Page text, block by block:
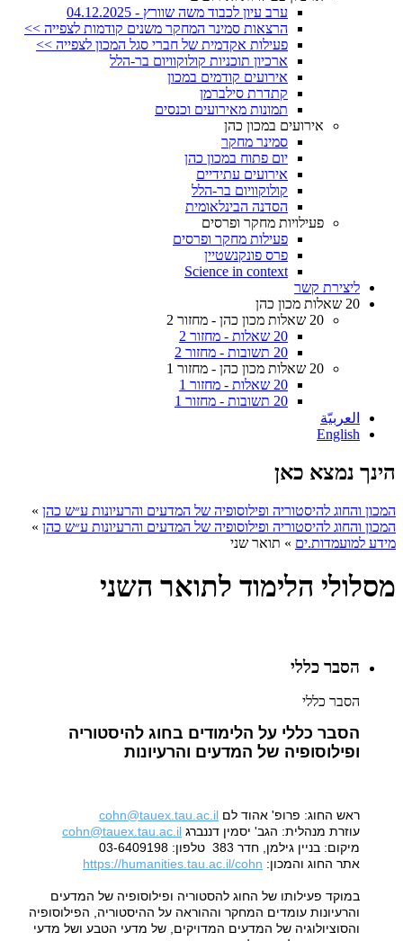
ערב עיון לכבוד משה שוורץ - 04.12.2025
הרצאות סמינר המחקר משנים קודמות לצפייה >>
פעילות אקדמית של חברי סגל המכון לצפייה >>
ארכיון תוכניות קולוקוויום בר-הלל
אירועים קודמים במכון
קתדרת סילברמן
תמונות מאירועים וכנסים
אירועים במכון כהן
סמינר מחקר
יום פתוח במכון כהן
אירועים עתידיים
קולוקוויום בר-הלל
הסדנה הבינלאומית
פעילויות מחקר ופרסים
פעילות מחקר ופרסים
פרס פונקנשטיין
Science in context
ליצירת קשר
20 שאלות מכון כהן
20 שאלות מכון כהן - מחזור 2
20 שאלות - מחזור 2
20 תשובות - מחזור 2
20 שאלות מכון כהן - מחזור 1
20 שאלות - מחזור 1
20 תשובות - מחזור 1
العربيّة
English
הינך נמצא כאן
המכון והחוג להיסטוריה ופילוסופיה של המדעים והרעיונות ע״ש כהן »
המכון והחוג להיסטוריה ופילוסופיה של המדעים והרעיונות ע״ש כהן »
מידע למועמדות.ים » תואר שני
מסלולי הלימוד לתואר השני
הסבר כללי
הסבר כללי
הסבר כללי על הלימודים בחוג להיסטוריה
ופילוסופיה של המדעים והרעיונות
ראש החוג: פרופ' אהוד לם cohn@tauex.tau.ac.il
עוזרת מנהלית: הגב' יסמין דננברג cohn@tauex.tau.ac.il
מיקום: בניין גילמן, חדר 383 טלפון: 03-6409198
אתר החוג והמכון:
https://humanities.tau.ac.il/cohn
במוקד פעילותו של החוג להסטוריה ופילוסופיה של המדעים
והרעיונות עומדים המחקר וההוראה על ההיסטוריה, הפילוסופיה
והסוציולוגיה של המדעים המדויקים, של מדעי הטבע ושל מדעי